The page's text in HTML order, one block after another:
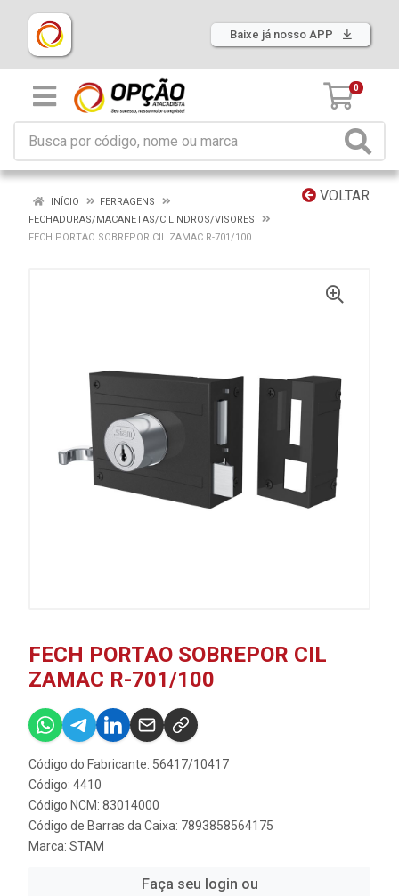
Baixe já nosso APP
0
VOLTAR
INÍCIO
FERRAGENS
FECHADURAS/MACANETAS/CILINDROS/VISORES
FECH PORTAO SOBREPOR CIL ZAMAC R-701/100
FECH PORTAO SOBREPOR CIL
ZAMAC R-701/100
Código do Fabricante: 56417/10417
Código: 4410
Código NCM: 83014000
Código de Barras da Caixa: 7893858564175
Marca: STAM
Faça seu login ou